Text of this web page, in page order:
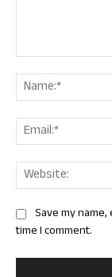
Save my
time I comment.